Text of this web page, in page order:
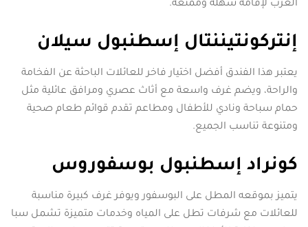
العرب لإقامة سهلة وممتعة.
إنتركونتيننتال إسطنبول سيلان
يعتبر هذا الفندق أفضل اختيار فاخر للعائلات الباحثة عن الفخامة
والراحة، ويضم غرف واسعة مع أثاث عصري ومرافق عائلية مثل
حمام سباحة ونادي للأطفال ومطاعم تقدم قوائم طعام صحية
ومتنوعة تناسب الجميع.
كونراد إسطنبول بوسفوروس
يتميز بموقعه المطل على البوسفور ويوفر غرف كبيرة مناسبة
للعائلات مع شرفات تطل على المياه وخدمات متميزة تشمل سبا